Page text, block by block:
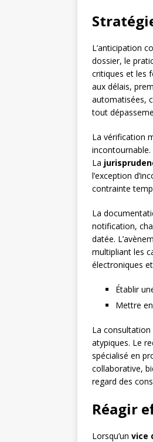
L’anticipation
dossier, le
critiques et les
aux délais,
automatisées,
tout
La vérification
La
l’exception
contrainte
La
notification,
datée.
multipliant les
électroniques
Établir
Mettre
La consultation
atypiques. Le
spécialisé en
collaborative,
regard des
Réagir
Lorsqu’un vice